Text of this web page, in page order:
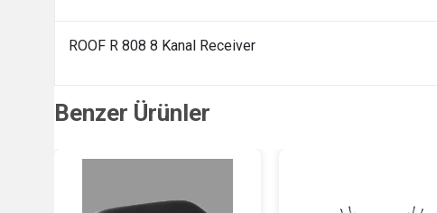
ROOF R 808 8 Kanal Receiver
Benzer Ürünler